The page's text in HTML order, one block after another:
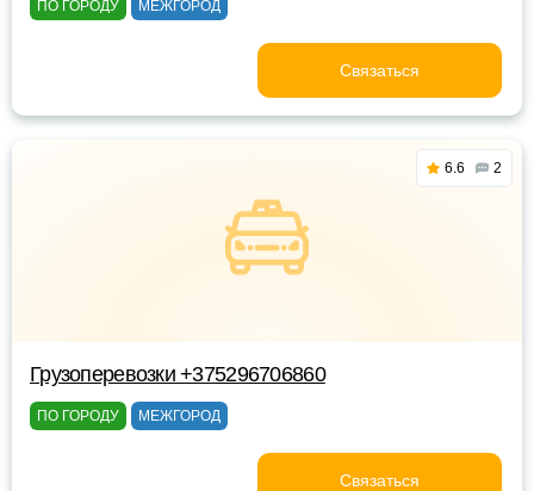
ПО ГОРОДУ МЕЖГОРОД
Связаться
6.6 2
Грузоперевозки +375296706860
ПО ГОРОДУ МЕЖГОРОД
Связаться